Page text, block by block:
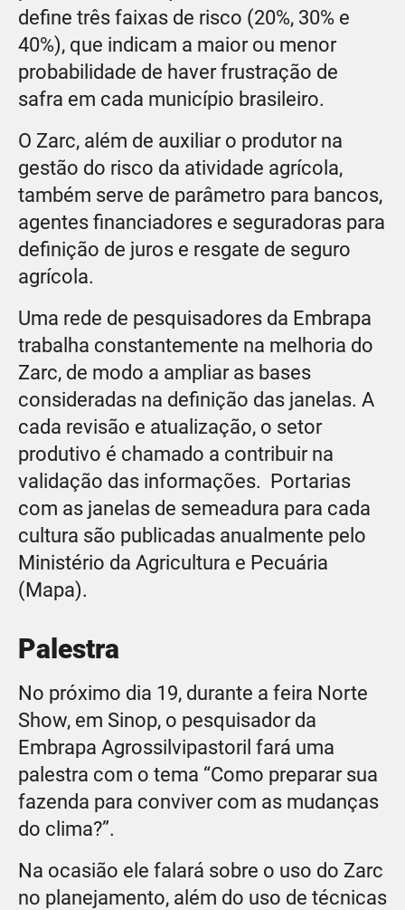
define três faixas de risco (20%, 30% e
40%), que indicam a maior ou menor
probabilidade de haver frustração de
safra em cada município brasileiro.
O Zarc, além de auxiliar o produtor na
gestão do risco da atividade agrícola,
também serve de parâmetro para bancos,
agentes financiadores e seguradoras para
definição de juros e resgate de seguro
agrícola.
Uma rede de pesquisadores da Embrapa
trabalha constantemente na melhoria do
Zarc, de modo a ampliar as bases
consideradas na definição das janelas. A
cada revisão e atualização, o setor
produtivo é chamado a contribuir na
validação das informações. Portarias
com as janelas de semeadura para cada
cultura são publicadas anualmente pelo
Ministério da Agricultura e Pecuária
(Mapa).
Palestra
No próximo dia 19, durante a feira Norte
Show, em Sinop, o pesquisador da
Embrapa Agrossilvipastoril fará uma
palestra com o tema “Como preparar sua
fazenda para conviver com as mudanças
do clima?”.
Na ocasião ele falará sobre o uso do Zarc
no planejamento, além do uso de técnicas